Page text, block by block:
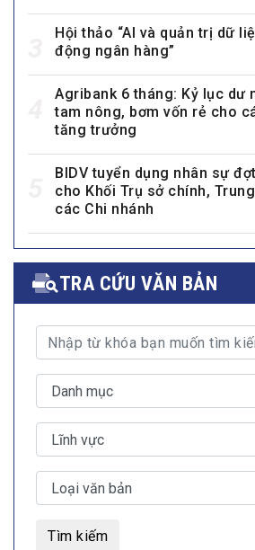
Hội thảo “AI và quản trị dữ
động ngân hàng”
Agribank 6 tháng: Kỷ lục dư
tam nông, bơm vốn rẻ cho
tăng trưởng
BIDV tuyển dụng nhân sự
cho Khối Trụ sở chính,
các Chi nhánh
TRA CỨU VĂN BẢN
Tìm kiếm